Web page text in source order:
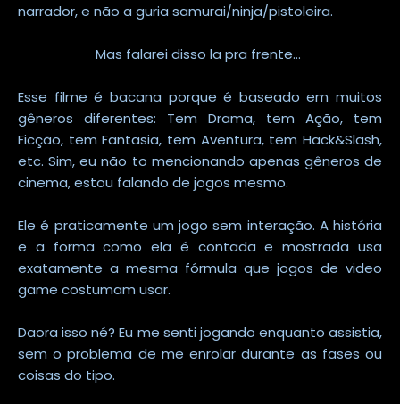
narrador, e não a guria samurai/ninja/pistoleira.
Mas falarei disso la pra frente...
Esse filme é bacana porque é baseado em muitos
gêneros diferentes: Tem Drama, tem Ação, tem
Ficção, tem Fantasia, tem Aventura, tem Hack&Slash,
etc. Sim, eu não to mencionando apenas gêneros de
cinema, estou falando de jogos mesmo.
Ele é praticamente um jogo sem interação. A história
e a forma como ela é contada e mostrada usa
exatamente a mesma fórmula que jogos de video
game costumam usar.
Daora isso né? Eu me senti jogando enquanto assistia,
sem o problema de me enrolar durante as fases ou
coisas do tipo.